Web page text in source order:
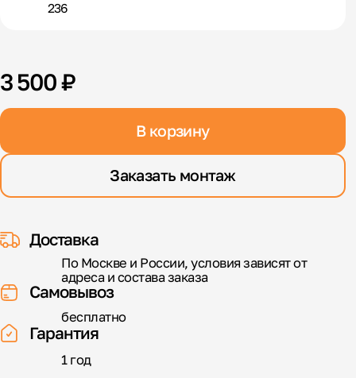
236
3 500 ₽
В корзину
Заказать монтаж
Доставка
По Москве и России, условия зависят от
адреса и состава заказа
Самовывоз
бесплатно
Гарантия
1 год